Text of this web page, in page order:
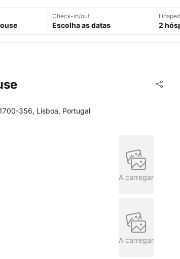
Check-in/out
Escolha as datas 2
Partilhar
356, Lisboa, Portugal
A carregar
A carregar